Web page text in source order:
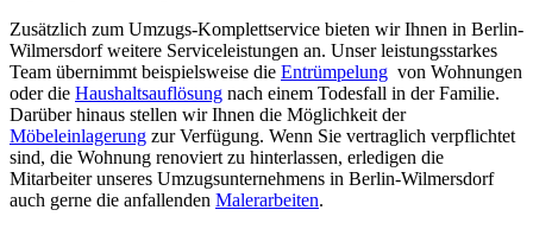
Zusätzlich zum Umzugs-Komplettservice bieten wir Ihnen in Berlin-
Wilmersdorf weitere Serviceleistungen an. Unser leistungsstarkes
Team übernimmt beispielsweise die Entrümpelung von Wohnungen
oder die Haushaltsauflösung nach einem Todesfall in der Familie.
Darüber hinaus stellen wir Ihnen die Möglichkeit der
Möbeleinlagerung zur Verfügung. Wenn Sie vertraglich verpflichtet
sind, die Wohnung renoviert zu hinterlassen, erledigen die
Mitarbeiter unseres Umzugsunternehmens in Berlin-Wilmersdorf
auch gerne die anfallenden Malerarbeiten.